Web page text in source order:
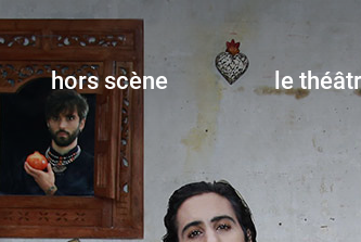
hors scène le